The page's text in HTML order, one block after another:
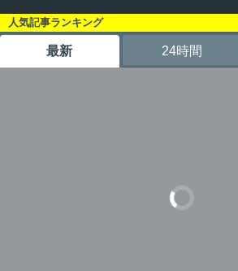
人気記事ランキング
最新 24時間